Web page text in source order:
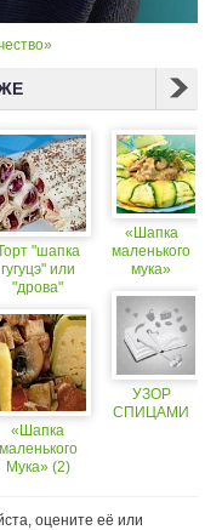
"шапка
гугуцэ" или
"дрова"
«Шапка
маленького
Мука» (2)
«Шапка
маленького
мука»
УЗОР
СПИЦАМИ
оцените её или